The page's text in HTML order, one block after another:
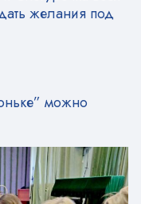
желания под
можно